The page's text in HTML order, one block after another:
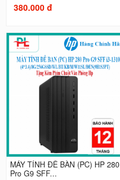
380.000 đ
MÁY TÍNH ĐỂ BÀN (PC) HP 280
Pro G9 SFF...